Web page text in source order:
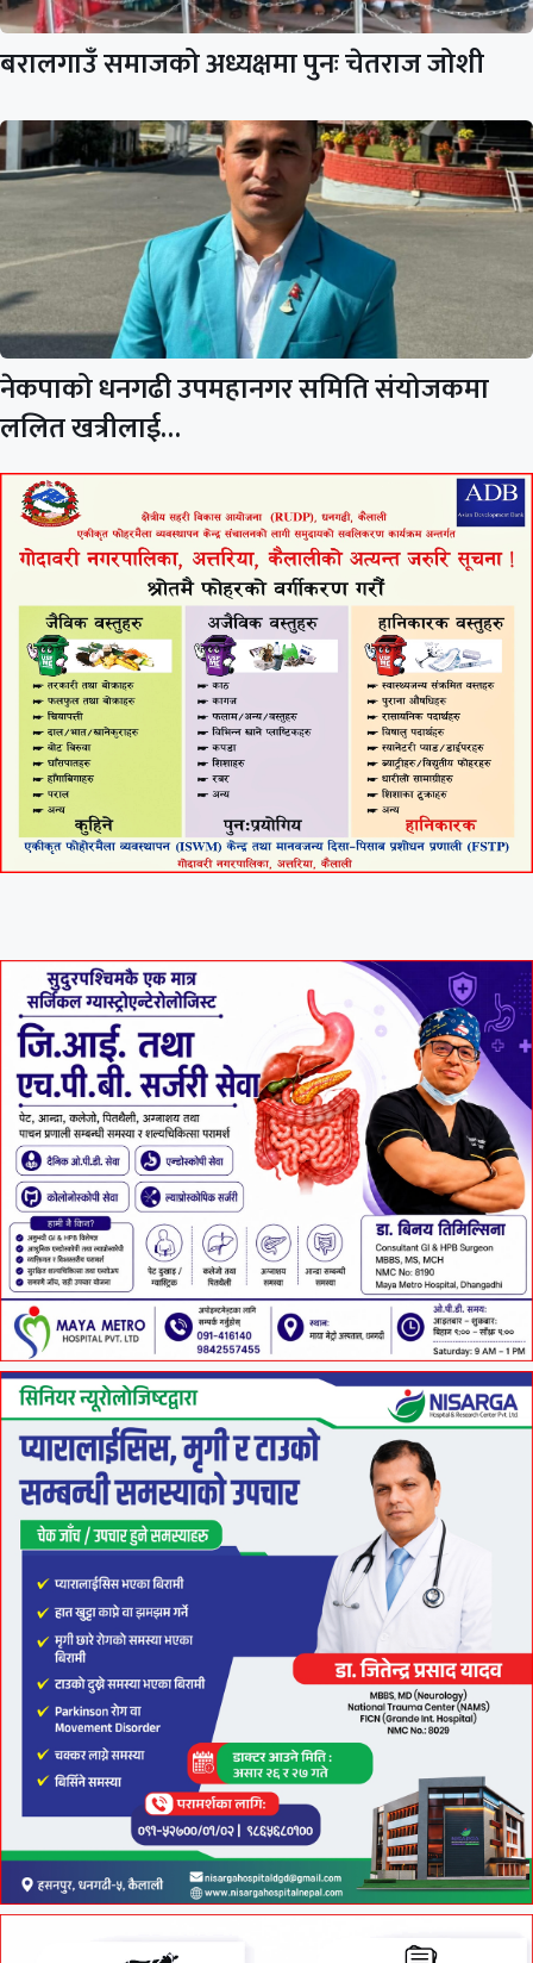
बरालगाउँ समाजको अध्यक्षमा पुनः चेतराज जोशी
नेकपाको धनगढी उपमहानगर समिति संयोजकमा
ललित खत्रीलाई…